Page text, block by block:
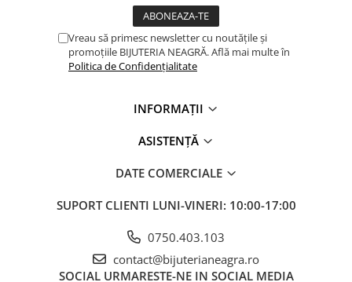
Vreau să primesc newsletter cu noutățile și
promoțiile BIJUTERIA NEAGRĂ. Află mai multe în
Politica de Confidențialitate
INFORMAȚII
ASISTENȚĂ
DATE COMERCIALE
SUPORT CLIENTI LUNI-VINERI: 10:00-17:00
0750.403.103
contact@bijuterianeagra.ro
SOCIAL URMARESTE-NE IN SOCIAL MEDIA